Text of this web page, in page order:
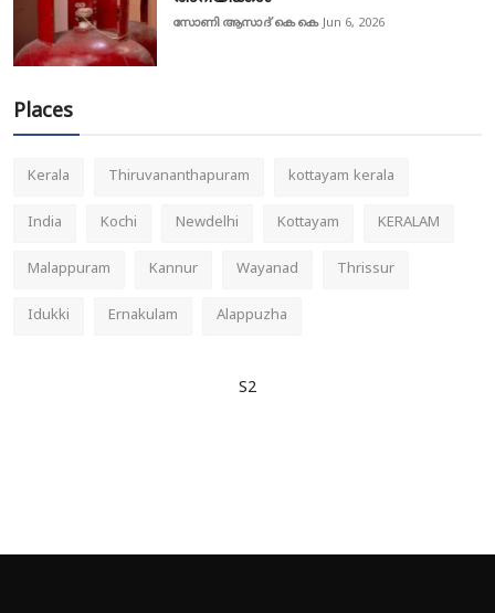
സോണി ആസാദ് കെ കെ Jun 6, 2026
Places
Kerala Thiruvananthapuram kottayam kerala
India Kochi Newdelhi Kottayam KERALAM
Malappuram Kannur Wayanad Thrissur
Idukki Ernakulam Alappuzha
S2